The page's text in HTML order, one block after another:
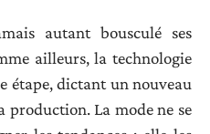
autant bousculé ses
ailleurs, la technologie
étape, dictant un nouveau
La mode ne se